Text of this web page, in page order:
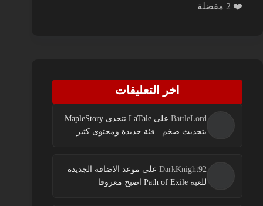
❤️ 2 مفضلة
اخر التعليقات
BattleLord على
LaTale تتحدى MapleStory
بتحديث ضخم.. فئة جديدة ومحتوى كثير
DarkKnight92 على موعد الاضافة الجديدة
للعبة Path of Exile اصبح معروفا